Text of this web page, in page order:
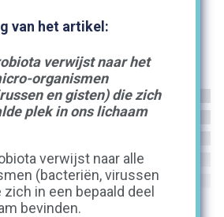
van het artikel:
verwijst naar het
organismen
en gisten) die zich
plek in ons lichaam
verwijst naar alle
(bacteriën, virussen
in een bepaald deel
bevinden.